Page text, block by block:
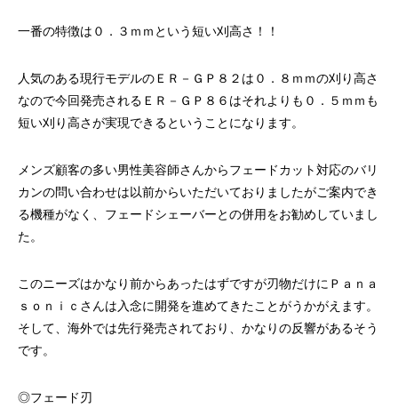
一番の特徴は０．３ｍｍという短い刈高さ！！
人気のある現行モデルのＥＲ－ＧＰ８２は０．８ｍｍの刈り高さ
なので今回発売されるＥＲ－ＧＰ８６はそれよりも０．５ｍｍも
短い刈り高さが実現できるということになります。
メンズ顧客の多い男性美容師さんからフェードカット対応のバリ
カンの問い合わせは以前からいただいておりましたがご案内でき
る機種がなく、フェードシェーバーとの併用をお勧めしていまし
た。
このニーズはかなり前からあったはずですが刃物だけにＰａｎａ
ｓｏｎｉｃさんは入念に開発を進めてきたことがうかがえます。
そして、海外では先行発売されており、かなりの反響があるそう
です。
◎フェード刃